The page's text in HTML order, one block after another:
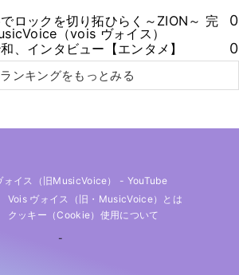
でロックを切り拓ひらく～ZION～ 完
（vois ヴォイス）
0
、インタビュー【エンタメ】 0
ランキングをもっとみる
イス（旧MusicVoice） - YouTube
Vois ヴォイス（旧・MusicVoice）とは
クッキー（cookie）使用について
-